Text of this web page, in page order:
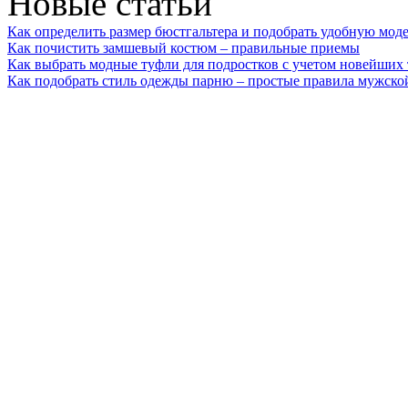
Как определить размер бюстгальтера и подобрать удобную
Как почистить замшевый костюм – правильные приемы
Как выбрать модные туфли для подростков с учетом новейших
Как подобрать стиль одежды парню – простые правила